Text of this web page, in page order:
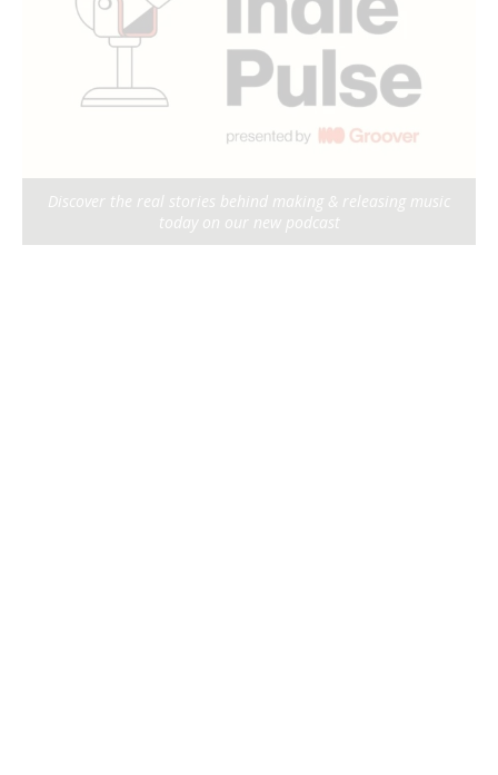
Discover the real stories behind making & releasing music
today on our new podcast